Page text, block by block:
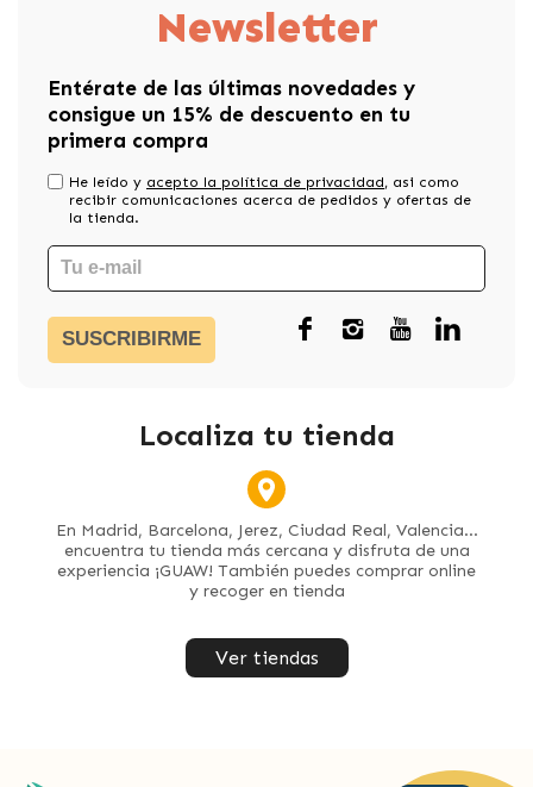
Newsletter
Entérate de las últimas novedades y
consigue un 15% de descuento en tu
primera compra
He leído y acepto la política de privacidad, asi como
recibir comunicaciones acerca de pedidos y ofertas de
la tienda.
SUSCRIBIRME
Localiza tu tienda
En Madrid, Barcelona, Jerez, Ciudad Real, Valencia...
encuentra tu tienda más cercana y disfruta de una
experiencia ¡GUAW! También puedes comprar online
y recoger en tienda
Ver tiendas